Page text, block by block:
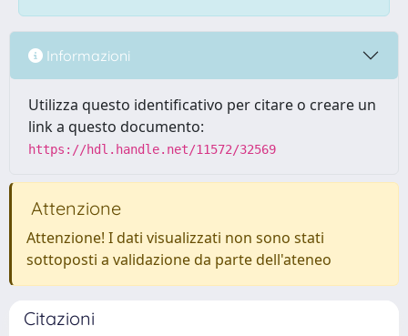
Informazioni
Utilizza questo identificativo per citare o creare un
link a questo documento:
https://hdl.handle.net/11572/32569
Attenzione
Attenzione! I dati visualizzati non sono stati
sottoposti a validazione da parte dell'ateneo
Citazioni